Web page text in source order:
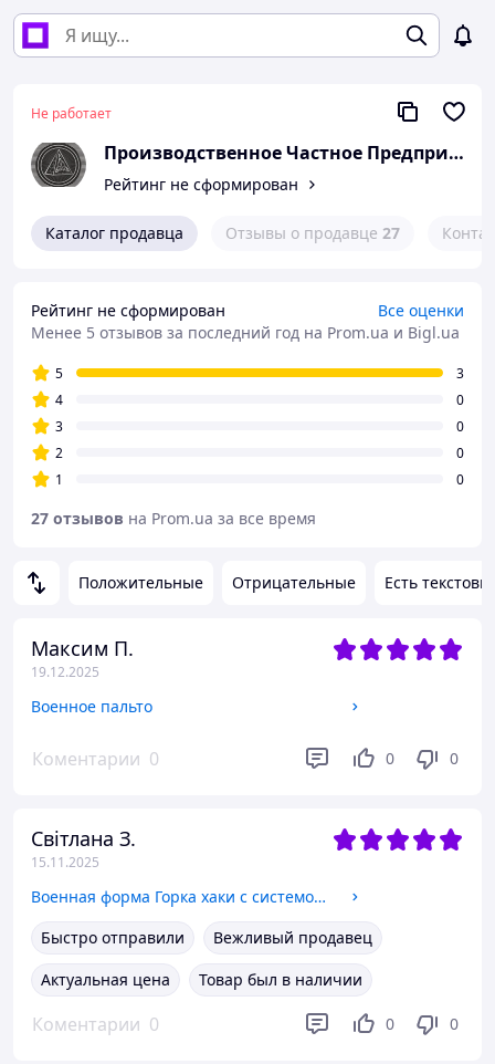
Не работает
Производственное Частное Предприятие "ДАГАЗ-СОЕ"
Рейтинг не сформирован
Каталог продавца Отзывы о продавце 27
Положительные Отрицательные Есть
Максим П.
19.12.2025
Военное пальто
Коментарии 0 0 0
Світлана З.
15.11.2025
Военная форма Горка хаки с системой молле (Molle)
Быстро отправили
Вежливый продавец
Актуальная цена
Товар был в наличии
Коментарии 0 0 0
Рейтинг не сформирован
Все оценки
Менее 5 отзывов за последний год на Prom.ua и Bigl.ua
5
3
4
0
3
0
2
0
1
0
27 отзывов на Prom.ua за все время